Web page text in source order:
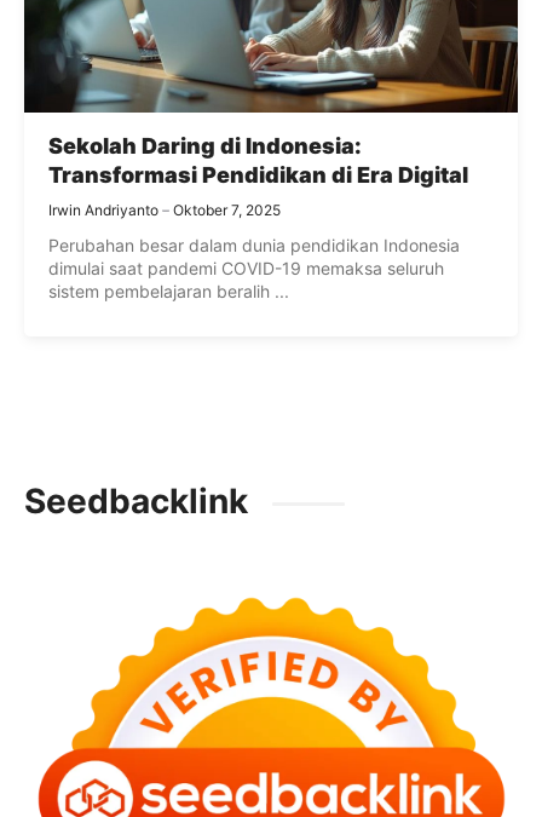
Sekolah Daring di Indonesia:
Transformasi Pendidikan di Era Digital
Irwin Andriyanto Oktober 7, 2025
Perubahan besar dalam dunia pendidikan Indonesia
dimulai saat pandemi COVID-19 memaksa seluruh
sistem pembelajaran beralih ...
Seedbacklink